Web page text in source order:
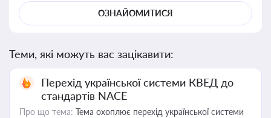
ОЗНАЙОМИТИСЯ
Теми, які можуть вас зацікавити:
Перехід української системи КВЕД до
стандартів NACE
Про що тема: Тема охоплює перехід української системи